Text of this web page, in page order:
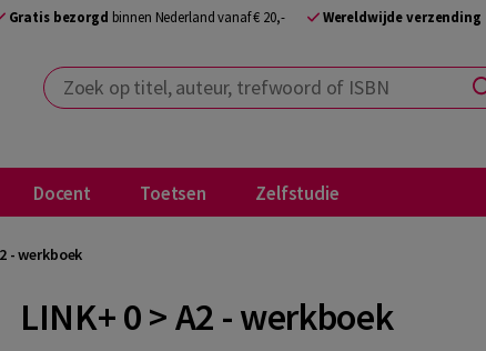
Gratis bezorgd binnen Nederland vanaf € 20,- Wereldwijde verzending
Zoek op titel, auteur, trefwoord of ISBN
Docent Toetsen Zelfstudie
- werkboek
LINK+ 0 > A2 - werkboek